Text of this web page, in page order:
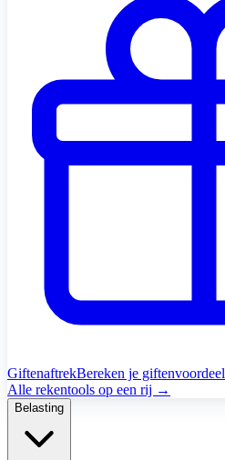
GiftenaftrekBereken je giftenvoordeel
Alle rekentools op een rij →
Belasting